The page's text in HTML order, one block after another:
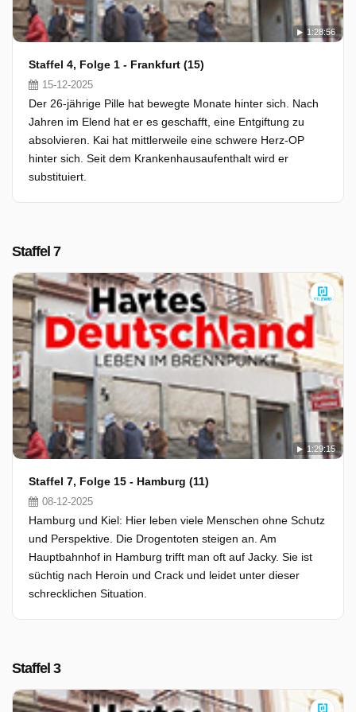
1:28:56
Staffel 4, Folge 1 - Frankfurt (15)
15-12-2025
Der 26-jährige Pille hat bewegte Monate hinter sich. Nach
Jahren im Elend hat er es geschafft, eine Entgiftung zu
absolvieren. Kai hat mittlerweile eine schwere Herz-OP
hinter sich. Seit dem Krankenhausaufenthalt wird er
substituiert.
Staffel 7
1:29:15
Staffel 7, Folge 15 - Hamburg (11)
08-12-2025
Hamburg und Kiel: Hier leben viele Menschen ohne Schutz
und Perspektive. Die Drogentoten steigen an. Am
Hauptbahnhof in Hamburg trifft man oft auf Jacky. Sie ist
süchtig nach Heroin und Crack und leidet unter dieser
schrecklichen Situation.
Staffel 3